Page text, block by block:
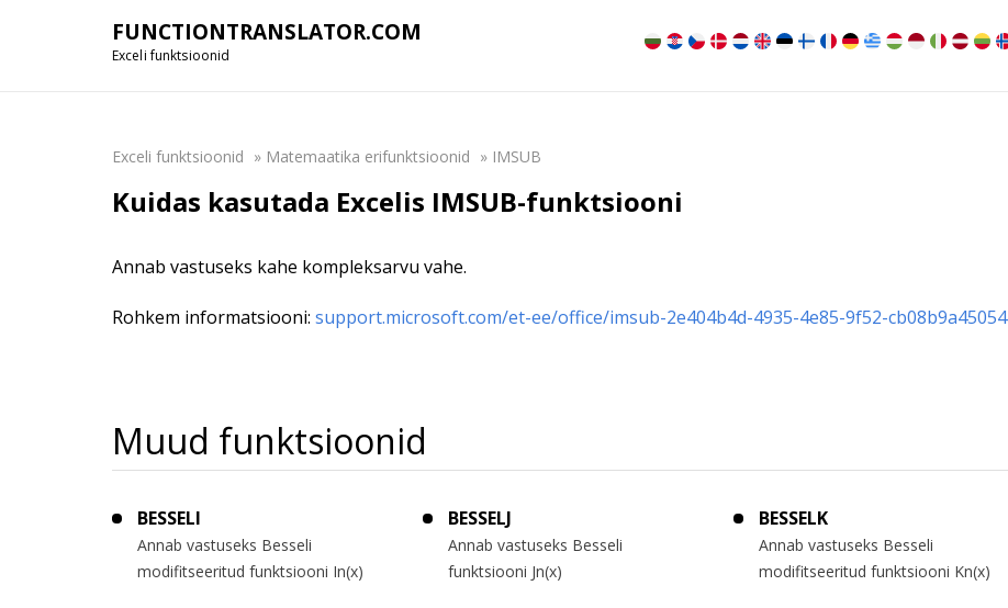
FUNCTIONTRANSLATOR.COM
Exceli funktsioonid
Exceli funktsioonid » Matemaatika erifunktsioonid » IMSUB
Kuidas kasutada Excelis IMSUB-funktsiooni
Annab vastuseks kahe kompleksarvu vahe.
Rohkem informatsiooni: support.microsoft.com/et-ee/office/imsub-2e404b4d-4935-4e85-9f52-cb08b9a45054
Muud funktsioonid
BESSELI
Annab vastuseks Besseli
modifitseeritud funktsiooni In(x)
BESSELJ
Annab vastuseks Besseli
funktsiooni Jn(x)
BESSELK
Annab vastuseks Besseli
modifitseeritud funktsiooni Kn(x)